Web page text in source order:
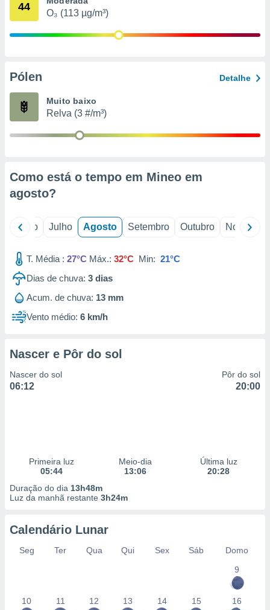
estudos
44
O₃ (113 µg/m³)
Pólen Detalhe
Muito baixo
Relva (3 #/m³)
Como está o tempo em Mineo em
agosto?
Junho Julho Agosto Setembro Outubro Novembro
T. Média : 27°C Máx.: 32°C Min: 21°C
Dias de chuva: 3 dias
Acum. de chuva: 13 mm
Vento médio: 6 km/h
Nascer e Pôr do sol
Nascer do sol
06:12
Pôr do sol
20:00
Primeira luz
05:44
Meio-dia
13:06
Última luz
20:28
Duração do dia 13h48m
Luz da manhã restante 3h24m
Calendário Lunar
Seg Ter Qua Qui Sex Sáb
Domo
9
10 11 12 13 14 15 16